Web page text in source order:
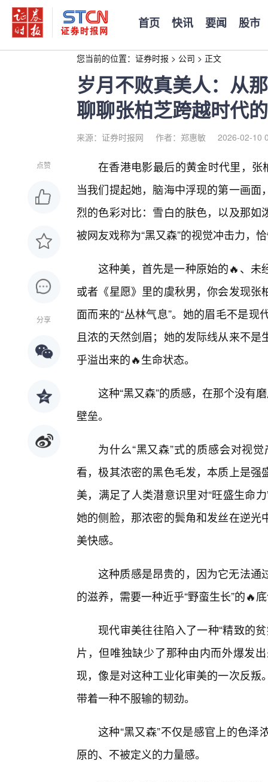
首页 快讯 要闻 股市
您当前的位置： 证券时报 > 公司 > 正文
岁月不败真美人：从
聊聊张柏芝跨越时代
来源：证券时报网 作者：郑惠敏 2026-02-10
点赞
分享
在香港电影最后的黄金时代里，张
当我们提起她，脑海中浮现的第一画
烈的色彩对比：雪白的肤色，以及那
被网友戏称为“黑又森”的视觉冲击力，
这种美，首先是一种原始的🔥、未
或者《星愿》里的虞秋男，你会发现
面而来的“丛林气息”。她的眉毛不是
且浓的天然剑眉；她的发际线从来不
乎溢出来的🔥生命状态。
这种“黑又森”的质感，在那个没有
壁垒。
为什么“黑又森”式的质感会对视
看，极其浓密的黑色毛发，本质上是
美，满足了人类潜意识里对“旺盛生命
她的侧脸，那浓密的鬓角和发丝在逆
美快感。
这种质感是昂贵的，因为它无法通
的滋养，需要一种近乎“野蛮生长”的🔥
现代审美往往陷入了一种“精致的
片，但唯独缺少了那种由内而外爆发
现，像是对这种工业化审美的一次反
带着一种不服输的韧劲。
这种“黑又森”不仅是感官上的色
原的、不被定义的力量感。